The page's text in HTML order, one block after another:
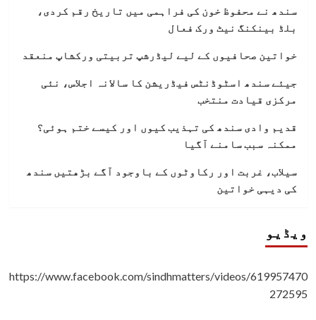
سندھ نے محفوظ خون کی فراہمی میں تاریخ رقم کردی،
بلڈ بینکنگ نیٹ ورک فعال
خواتین صحافیوں کے لیے لیڈرشپ تربیتی ورکشاپ منعقد
جیئے سندھ اسٹوڈنٹس فیڈریشن کا سالانہ اجلاس، نئی
مرکزی قیادت منتخب
قدیم وادی سندھ کی تہذیب کیوں اور کیسے ختم ہوئی؟
ممکنہ سبب سامنے آگیا
سیلاب، غربت اور رکاوٹوں کے باوجود آگے بڑھتیں سندھ
کی دیہی خواتین
ویڈیو
https://www.facebook.com/sindhmatters/videos/619957470
272595